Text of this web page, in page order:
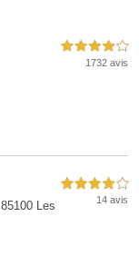
4,0 étoiles sur 5
1732 avis
Les
4,0 étoiles sur 5
14 avis